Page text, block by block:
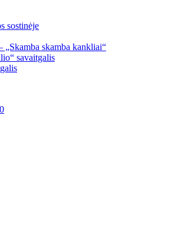
sostinėje
„Skamba skamba kankliai“
savaitgalis